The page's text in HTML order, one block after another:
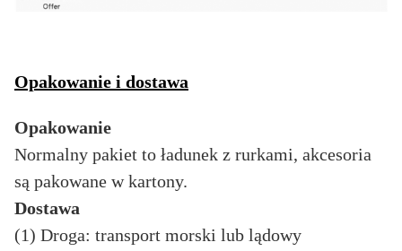
Opakowanie i dostawa
Opakowanie
Normalny pakiet to ładunek z rurkami, akcesoria
są pakowane w kartony.
Dostawa
(1) Droga: transport morski lub lądowy